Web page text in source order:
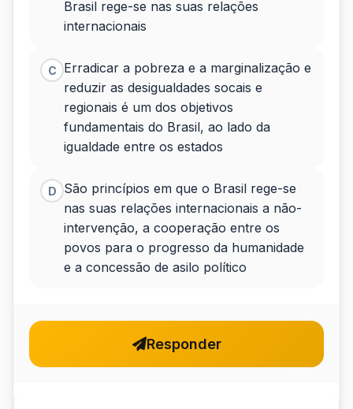
Brasil rege-se nas suas relações
internacionais
C
Erradicar a pobreza e a marginalização e
reduzir as desigualdades socais e
regionais é um dos objetivos
fundamentais do Brasil, ao lado da
igualdade entre os estados
D
São princípios em que o Brasil rege-se
nas suas relações internacionais a não-
intervenção, a cooperação entre os
povos para o progresso da humanidade
e a concessão de asilo político
Responder